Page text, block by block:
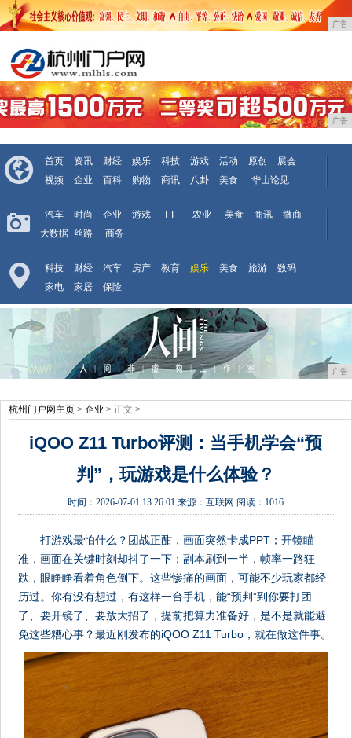
广告
广告
首页 资讯 财经 娱乐 科技 游戏 活动 原创
展会
视频
企业 百科 购物 商讯 八卦 美食 华山论见
汽车 时尚 企业 游戏 I T 农业 美食 商讯
微商
大数据 丝路 商务
科技 财经 汽车 房产 教育 娱乐 美食 旅游
数码
家电
家居 保险
广告
杭州门户网主页 > 企业 > 正文 >
iQOO Z11 Turbo评测：当手机学会“预
判”，玩游戏是什么体验？
时间：2026-07-01 13:26:01 来源：互联网 阅读：1016
打游戏最怕什么？团战正酣，画面突然卡成PPT；开镜瞄
准，画面在关键时刻却抖了一下；副本刷到一半，帧率一路狂
跌，眼睁睁看着角色倒下。这些惨痛的画面，可能不少玩家都经
历过。你有没有想过，有这样一台手机，能“预判”到你要打团
了、要开镜了、要放大招了，提前把算力准备好，是不是就能避
免这些糟心事？最近刚发布的iQOO Z11 Turbo，就在做这件事。